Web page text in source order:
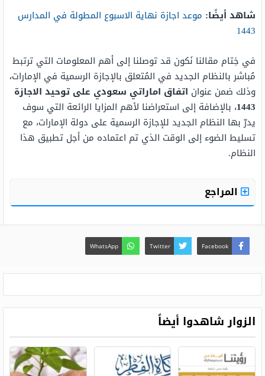
شاهد أيضًا: موعد اجازة نهاية الاسبوع المطولة في المدارس
1443
في خِتام مقالنا نَكون قد توصلنا إلى أهم المعلومات التي ترتبط
مُباشر بالنظام الجديد في المُتعلق بالإجازة الرسمية في الإمارات،
وذلك ضمن عنوان اتفاق اماراتي سعودي على توحيد الاجازة
1443، بالإضافة إلى استعراضنا لأهم المزايا الرائعة التي سوف
يدرّ بها النظام الجديد للإجازة الرسمية على دولة الإمارات، مع
تسليط الضوء إلى الوقت الذي تم اعتماده من أجل تطبيق هذا
النظام.
المراجع
Facebook
Twitter
WhatsApp
الزوار شاهدوا أيضاً